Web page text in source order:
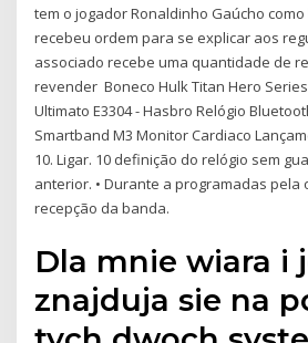
tem o jogador Ronaldinho Gaúcho como
recebeu ordem para se explicar aos
associado recebe uma quantidade de
revender Boneco Hulk Titan Hero
Ultimato E3304 - Hasbro Relógio
Smartband M3 Monitor Cardiaco
10. Ligar. 10 definição do relógio sem
anterior. • Durante a programadas pela
recepção da banda.
Dla mnie wiara i
znajduja sie na